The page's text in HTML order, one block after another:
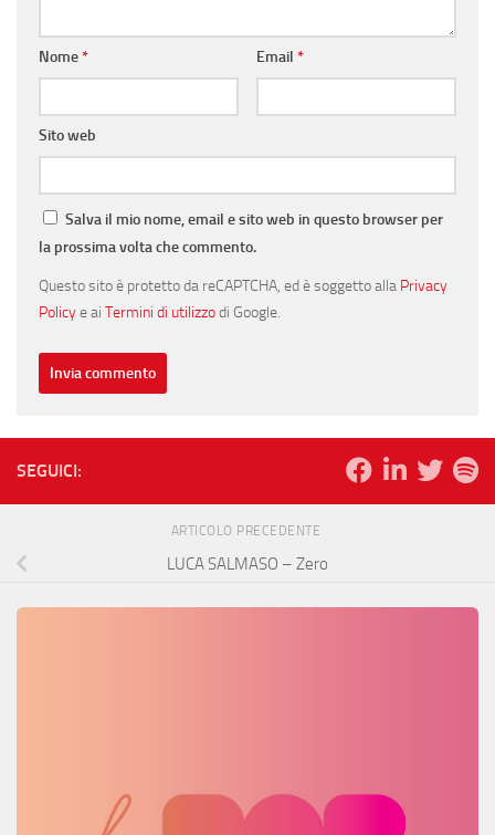
Nome* Email *
Sito web
Salva il mio nome, email e sito web in questo browser per
la prossima volta che commento.
Questo sito è protetto da reCAPTCHA, ed è soggetto alla Privacy
Policye ai Termini di utilizzodi Google.
SEGUICI:
ARTICOLO PRECEDENTE
LUCA SALMASO – Zero